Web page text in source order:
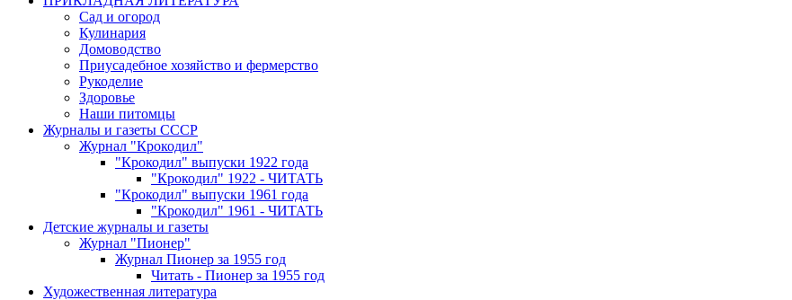
Сад и огород
Кулинария
Домоводство
Приусадебное хозяйство и фермерство
Рукоделие
Здоровье
Наши питомцы
Журналы и газеты СССР
Журнал "Крокодил"
"Крокодил" выпуски 1922 года
"Крокодил" 1922 - ЧИТАТЬ
"Крокодил" выпуски 1961 года
"Крокодил" 1961 - ЧИТАТЬ
Детские журналы и газеты
Журнал "Пионер"
Журнал Пионер за 1955 год
Читать - Пионер за 1955 год
Художественная литература